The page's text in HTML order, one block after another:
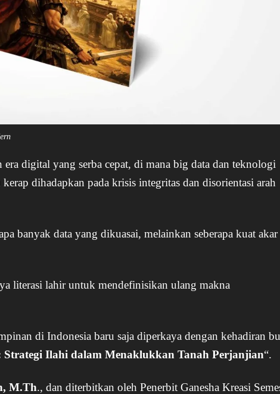
era digital yang serba cepat, di mana big data dan teknologi
dihadapkan pada krisis integritas dan disorientasi arah
banyak data yang dikuasai, melainkan seberapa kuat akar
literasi lahir untuk mendefinisikan ulang makna
di Indonesia baru saja diperkaya dengan kehadiran
Strategi Ilahi dalam Menaklukkan Tanah Perjanjian“.
M.Th., dan diterbitkan oleh Penerbit Ganesha Kreasi